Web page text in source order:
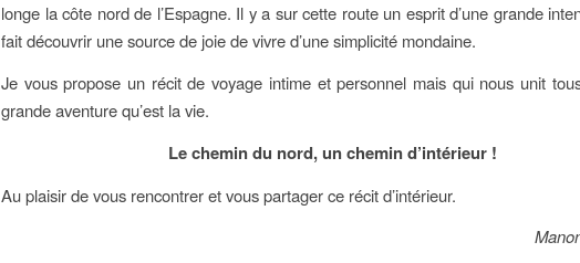
longe la côte nord de l’Espagne. Il y a sur cette route un esprit d’une grande
fait découvrir une source de joie de vivre d’une simplicité mondaine.
Je vous propose un récit de voyage intime et personnel mais qui nous unit
grande aventure qu’est la vie.
Le chemin du nord, un chemin d’intérieur !
Au plaisir de vous rencontrer et vous partager ce récit d’intérieur.